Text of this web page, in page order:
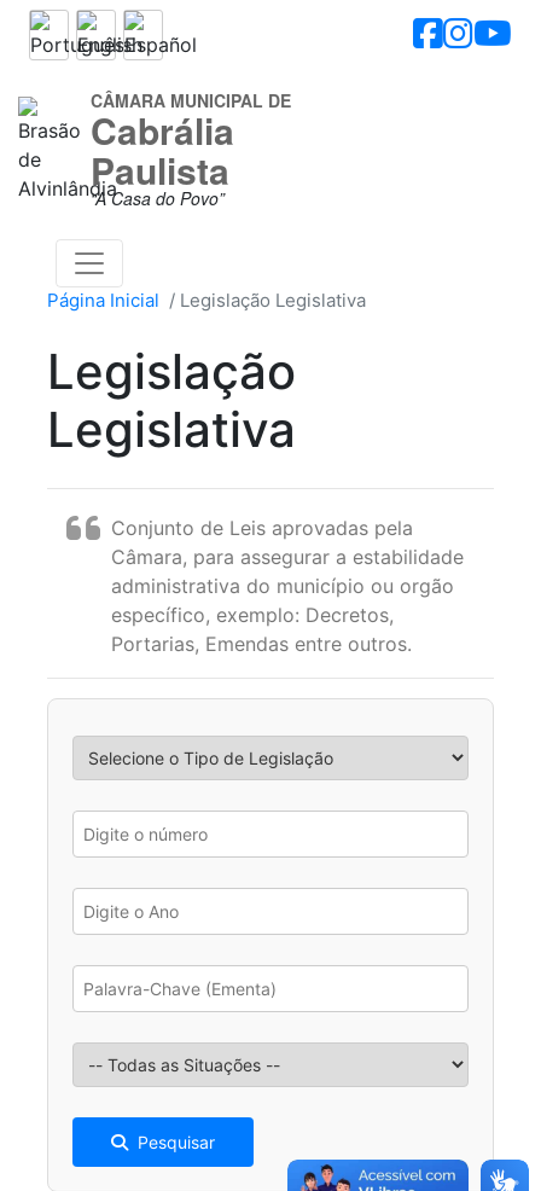
CÂMARA MUNICIPAL DE
Cabrália
Paulista
“A Casa do Povo”
Página Inicial Legislação Legislativa
Legislação
Legislativa
Conjunto de Leis aprovadas pela
Câmara, para assegurar a estabilidade
administrativa do município ou orgão
específico, exemplo: Decretos,
Portarias, Emendas entre outros.
Pesquisar